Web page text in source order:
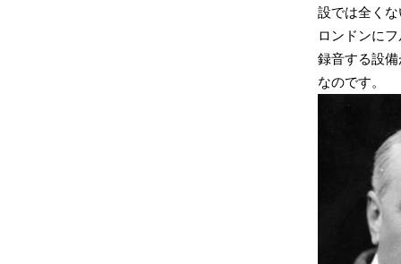
設では全く
ロンドンに
録音する設
なのです。